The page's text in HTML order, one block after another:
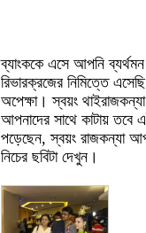
ব্যাংককে এসে আপনি ব্যর্থমন
রিভারক্রজের নিমিত্তে
অপেক্ষা। স্বয়ং
আপনাদের সাথে কাটায় তবে
পড়েছেন, স্বয়ং রাজকন্যা
নিচের ছবিটা দেখুন।